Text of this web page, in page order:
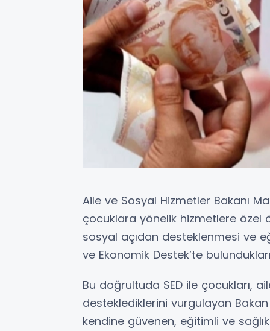
Aile ve Sosyal Hizmetler Bakanı
çocuklara yönelik hizmetlere özel
sosyal açıdan desteklenmesi ve
ve Ekonomik Destek’te
Bu doğrultuda SED ile çocukları,
desteklediklerini vurgulayan
kendine güvenen, eğitimli ve